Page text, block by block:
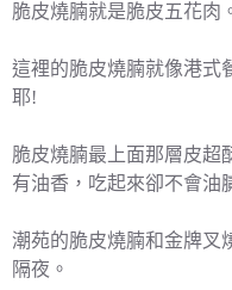
脆皮燒腩就是脆皮五花肉
這裡的脆皮燒腩就像港式
耶!
脆皮燒腩最上面那層皮超
有油香，吃起來卻不會油
潮苑的脆皮燒腩和金牌叉
隔夜。